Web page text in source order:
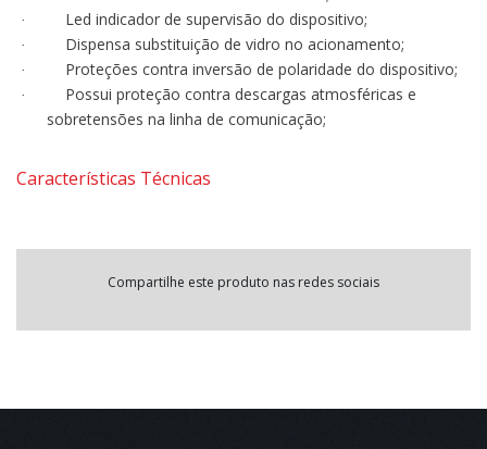
· Led indicador de supervisão do dispositivo;
· Dispensa substituição de vidro no acionamento;
· Proteções contra inversão de polaridade do dispositivo;
·
Possui proteção contra descargas atmosféricas e
sobretensões na linha de comunicação;
Características Técnicas
Compartilhe este produto nas redes sociais